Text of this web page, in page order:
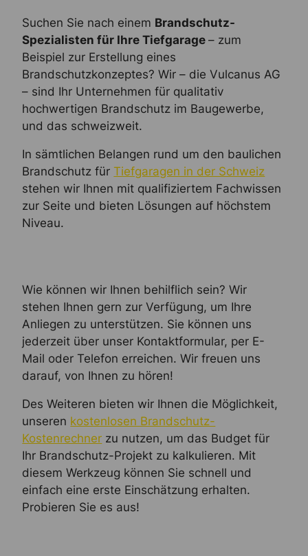
Suchen Sie nach einem Brandschutz-
Spezialisten für Ihre Tiefgarage– zum
Beispiel zur Erstellung eines
Brandschutzkonzeptes? Wir – die Vulcanus AG
– sind Ihr Unternehmen für qualitativ
hochwertigen Brandschutz im Baugewerbe,
und das schweizweit.
In sämtlichen Belangen rund um den baulichen
Brandschutz fürTiefgaragen in der Schweiz
stehen wir Ihnen mit qualifiziertem Fachwissen
zur Seite und bieten Lösungen auf höchstem
Niveau.
Wie können wir Ihnen behilflich sein? Wir
stehen Ihnen gern zur Verfügung, um Ihre
Anliegen zu unterstützen. Sie können uns
jederzeit über unser Kontaktformular, per E-
Mail oder Telefon erreichen. Wir freuen uns
darauf, von Ihnen zu hören!
Des Weiteren bieten wir Ihnen die Möglichkeit,
unseren kostenlosen Brandschutz-
Kostenrechner zu nutzen, um das Budget für
Ihr Brandschutz-Projekt zu kalkulieren. Mit
diesem Werkzeug können Sie schnell und
einfach eine erste Einschätzung erhalten.
Probieren Sie es aus!